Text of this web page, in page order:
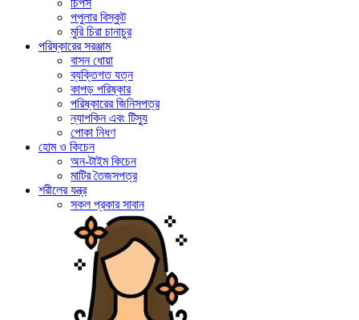
চিপস
পপুলার বিস্কুট
মুরি চিরা চানাচুর
পরিষ্কারের সরঞ্জাম
বাসন ধোয়া
ব্যক্তিগত যত্ন
কাপড় পরিষ্কার
পরিষ্কারের জিনিসপত্র
ন্যাপকিন এবং টিস্যু
পোকা নিধণ
হোম ও কিচেন
অন-টাইম কিচেন
মাটির তৈজসপত্র
শরীলের যন্ত্র
সকল প্রকার সাবান